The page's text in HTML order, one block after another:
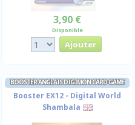
3,90 €
Disponible
BOOSTER ANGLAIS DIGIMON CARD GAME
Booster EX12 - Digital World
Shambala